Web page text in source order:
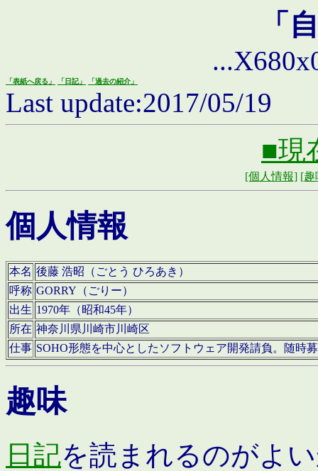
「
「表紙へ戻る」 「日記」 「過去の紹介」
Last update:2017/05/19
■現
[個人情報] [趣
個人情報
本名 後藤 浩昭（ごとう ひろあき）
呼称 GORRY（ごりー）
出生 1970年（昭和45年）
所在 神奈川県川崎市川崎区
仕事 SOHO形態を中心としたソフトウェア開発請負。随時
趣味
日記を読まれるのがよ